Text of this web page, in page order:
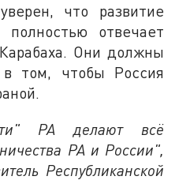
что развитие
отвечает
Они должны
в том, чтобы Россия
РА делают всё
РА и России",
Республиканской